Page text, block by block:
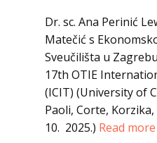
Dr. sc. Ana Perinić
Matečić s
Sveučilišta u
17th OTIE
(ICIT) (University of
Paoli, Corte,
10. 2025.) Read more